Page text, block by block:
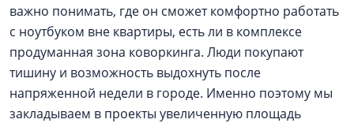
важно понимать, где он сможет комфортно работать
с ноутбуком вне квартиры, есть ли в комплексе
продуманная зона коворкинга. Люди покупают
тишину и возможность выдохнуть после
напряженной недели в городе. Именно поэтому мы
закладываем в проекты увеличенную площадь